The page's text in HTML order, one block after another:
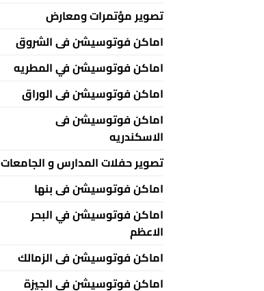
تصوير مؤتمرات ومعارض
اماكن فوتوسيشن فى الشروق
اماكن فوتوسيشن في المطريه
اماكن فوتوسيشن فى الوراق
اماكن فوتوسيشن فى
الاسكندريه
تصوير حفلات المدارس و الجامعات
اماكن فوتوسيشن فى بنها
اماكن فوتوسيشن في البحر
الاعظم
اماكن فوتوسيشن فى الزمالك
اماكن فوتوسيشن فى الجيزة